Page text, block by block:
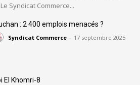
Syndicat Commerce...
: 2 400 emplois menacés ?
Syndicat Commerce - 17 septembre 2025
El Khomri-8